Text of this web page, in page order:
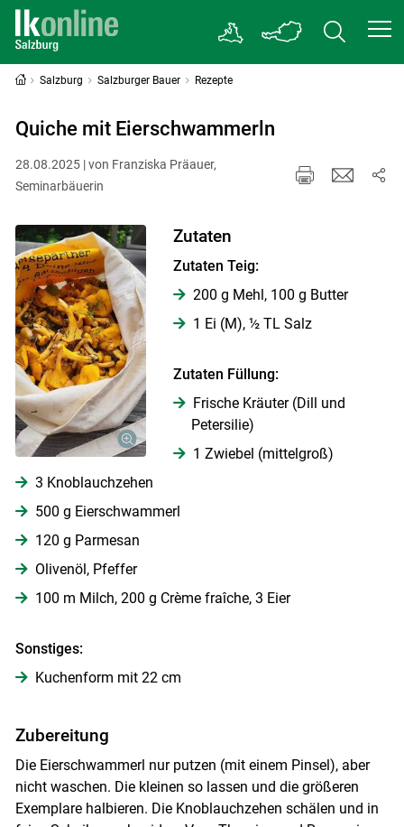
Salzburg Salzburger Bauer Rezepte
Quiche mit Eierschwammerln
28.08.2025 | von Franziska Präauer,
Seminarbäuerin
Zutaten
Zutaten Teig:
200 g Mehl, 100 g Butter
1 Ei (M), ½ TL Salz
Zutaten Füllung:
Frische Kräuter (Dill und
Petersilie)
1 Zwiebel (mittelgroß)
3 Knoblauchzehen
500 g Eierschwammerl
120 g Parmesan
Olivenöl, Pfeffer
100 m Milch, 200 g Crème fraîche, 3 Eier
Sonstiges:
Kuchenform mit 22 cm
Zubereitung
Die Eierschwammerl nur putzen (mit einem Pinsel), aber
nicht waschen. Die kleinen so lassen und die größeren
Exemplare halbieren. Die Knoblauchzehen schälen und in